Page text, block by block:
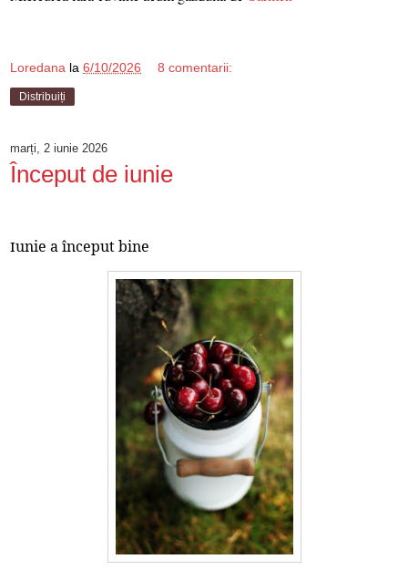
Loredana la 6/10/2026 8 comentarii:
Distribuiți
marți, 2 iunie 2026
Început de iunie
Iunie a început bine